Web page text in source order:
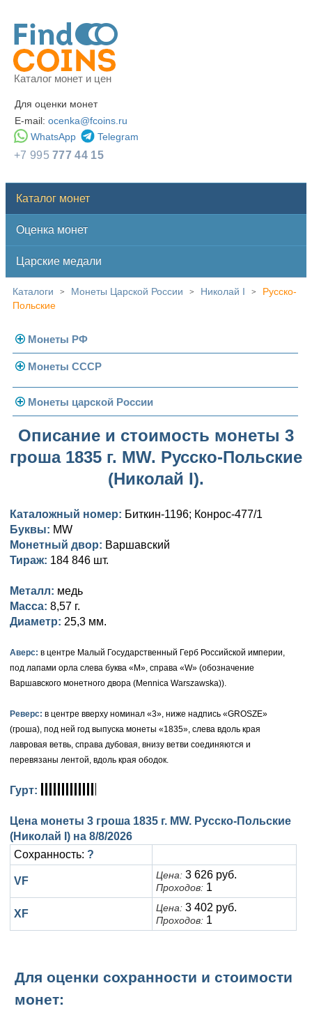
Каталог монет и цен
Для оценки монет
E-mail: ocenka@fcoins.ru
WhatsApp
Telegram
+7 995777 44 15
Каталог монет
Оценка монет
Царские медали
Каталоги > Монеты Царской России > Николай I >
Русско-
Польские
Монеты РФ
Современная Россия
Монеты 1991-1993 гг.
Монеты СССР
Погодовка СССР
Монеты 1958 года
Золотые червонцы
Памятные и юбилейные
Монеты царской России
Николай II (1894-1917)
Золото
Медь
Германская оккупация
Памятные и донативные
Александр III (1881-1894)
Серебро
Медь
Памятные и донативные
Александр II (1855-1881)
Золото
Серебро
Для Финляндии
Памятные и донативные
Николай I (1825-1855)
Платина, золото
Медь
Для Грузии
Русско-Польские
Для Польши
Памятные и донативные
Александр I (1801-1825)
Серебро
Медь
Для Грузии
Для Польши
Золото
Серебро
Медь
Екатерина II (1762-1796)
Золото
Серебро
Медь
Сибирские монеты
Для Молдавии и Валахии
Петр III (1762)
Елизавета I (1741-1762)
Золото
Серебро
Медь
Альбертусталер
Иоанн Антонович (1740-1741)
Анна Иоанновна (1730-1740)
Петр II (1727-1730)
Золото
Серебро
Описание и стоимость монеты 3
гроша 1835 г. MW. Русско-Польские
(Николай I).
Каталожный номер: Биткин-1196; Конрос-477/1
Буквы: MW
Монетный двор: Варшавский
Тираж: 184 846 шт.
Металл: медь
Масса: 8,57 г.
Диаметр: 25,3 мм.
Аверс: в центре Малый Государственный Герб Российской империи,
под лапами орла слева буква «М», справа «W» (обозначение
Варшавского монетного двора (Mennica Warszawska)).
Реверс: в центре вверху номинал «3», ниже надпись «GROSZE»
(гроша), под ней год выпуска монеты «1835», слева вдоль края
лавровая ветвь, справа дубовая, внизу ветви соединяются и
перевязаны лентой, вдоль края ободок.
Гурт:
Цена монеты 3 гроша 1835 г. MW. Русско-Польские
(Николай I) на 8/8/2026
Сохранность: ?
VF Цена: 3 626 руб.
Проходов: 1
XF Цена: 3 402 руб.
Проходов: 1
Для оценки сохранности и стоимости
монет: